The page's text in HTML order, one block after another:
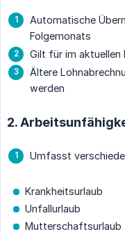
Automatische
Folgemonats
Gilt für im aktuellen
Ältere
werden
2.
Umfasst
Krankheitsurlaub
Unfallurlaub
Mutterschaftsurlaub